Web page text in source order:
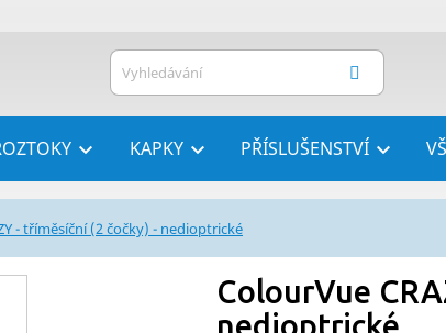
 
KAPKY 
PŘÍSLUŠENSTVÍ
- tříměsíční (2 čočky) - nedioptrické
ColourVue
nedioptrické